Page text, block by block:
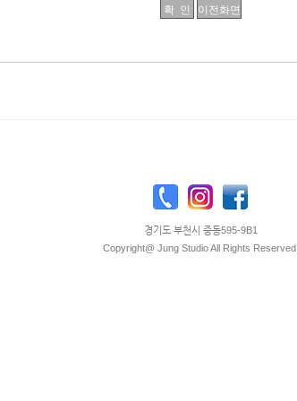
경기도 부천시 중동595-9B1
Copyright@ Jung Studio All Rights Reserved.